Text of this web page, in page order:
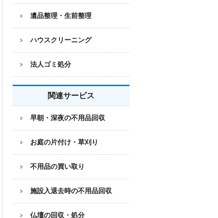
遺品整理・生前整理
ハウスクリーニング
法人ゴミ処分
関連サービス
早朝・深夜の不用品回収
お庭の片付け・草刈り
不用品の買い取り
施設入退去時の不用品回収
仏壇の回収・処分